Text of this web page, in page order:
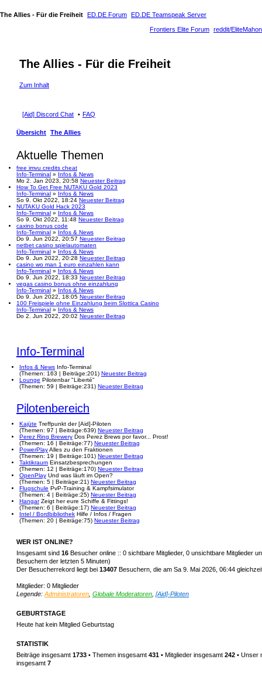
The Allies - Für die Freiheit ED.DE Forum ED.DE Teamspeak Server
reddit/EliteMahon
Frontiers Elite Forum
The Allies - Für die Freiheit
Zum Inhalt
[Aid] Discord Chat FAQ
Übersicht The Allies
Aktuelle Themen
free imvu credits cheat
Info-Terminal » Infos & News
Mo 2. Jan 2023, 20:58 Neuester Beitrag
How To Get Free NUTAKU Gold 2023
Info-Terminal » Infos & News
So 9. Okt 2022, 18:24 Neuester Beitrag
NUTAKU Gold Hack 2023
Info-Terminal » Infos & News
So 9. Okt 2022, 11:48 Neuester Beitrag
caxino bonus code
Info-Terminal » Infos & News
Do 9. Jun 2022, 20:57 Neuester Beitrag
netbet casino spielautomaten
Info-Terminal » Infos & News
Do 9. Jun 2022, 20:28 Neuester Beitrag
casino wo man 1 euro einzahlen kann
Info-Terminal » Infos & News
Do 9. Jun 2022, 18:33 Neuester Beitrag
vegas casino bonus ohne einzahlung
Info-Terminal » Infos & News
Do 9. Jun 2022, 18:05 Neuester Beitrag
100 Freispiele ohne Einzahlung beim Slottica Casino
Info-Terminal » Infos & News
Do 2. Jun 2022, 20:02 Neuester Beitrag
Info-Terminal
Infos & News Info-Terminal
(Themen: 163 | Beiträge:201) Neuester Beitrag
Lounge Pilotenbar "Liberté"
(Themen: 59 | Beiträge:231) Neuester Beitrag
Pilotenbereich
Kajüte Treffpunkt der [Aid]-Piloten
(Themen: 97 | Beiträge:639) Neuester Beitrag
Perez Ring Brewery Dos Perez Brews por favor... Prost!
(Themen: 16 | Beiträge:77) Neuester Beitrag
PowerPlayAlles zu den Fraktionen
(Themen: 19 | Beiträge:101) Neuester Beitrag
Taktikraum Einsatzbesprechungen
(Themen: 12 | Beiträge:170) Neuester Beitrag
OpenPlay Und was läuft im Open?
(Themen: 5 | Beiträge:21) Neuester Beitrag
Flugschule PvP-Training & Kampfsimulator
(Themen: 4 | Beiträge:25) Neuester Beitrag
Hangar Zeigt her eure Schiffe & Fittings!
(Themen: 6 | Beiträge:17) Neuester Beitrag
Intel / Bordbibliothek Hilfe / Infos / Fragen
(Themen: 20 | Beiträge:75) Neuester Beitrag
WER IST ONLINE?
Insgesamt sind 16 Besucher online :: 0 sichtbare Mitglieder, 0 unsichtbare Mitglieder
Besuchern der letzten 5 Minuten)
Der Besucherrekord liegt bei 13407 Besuchern, die am Sa 9. Mai 2026, 06:44
Mitglieder: 0 Mitglieder
Legende: Administratoren Globale Moderatoren [Aid]-Piloten
GEBURTSTAGE
Heute hat kein Mitglied Geburtstag
STATISTIK
Beiträge insgesamt 1733 • Themen insgesamt 431 • Mitglieder insgesamt 242 • Unser
insgesamt 7